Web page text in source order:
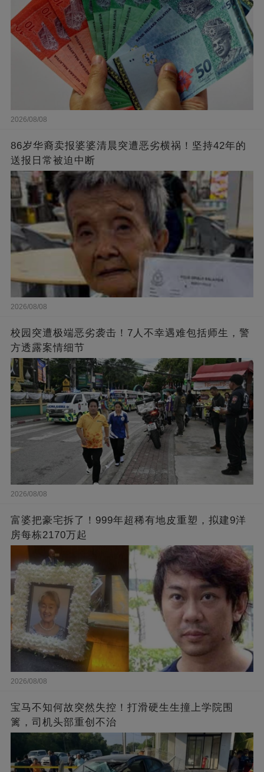
2026/08/08
86岁华裔卖报婆婆清晨突遭恶劣横祸！坚持42年的
送报日常被迫中断
2026/08/08
校园突遭极端恶劣袭击！7人不幸遇难包括师生，警
方透露案情细节
2026/08/08
富婆把豪宅拆了！999年超稀有地皮重塑，拟建9洋
房每栋2170万起
2026/08/08
宝马不知何故突然失控！打滑硬生生撞上学院围
篱，司机头部重创不治